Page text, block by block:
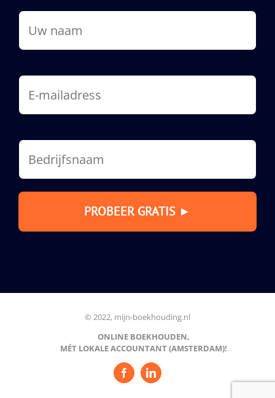
© 2022, mijn-boekhouding.nl
ONLINE BOEKHOUDEN,
MÉT LOKALE ACCOUNTANT (AMSTERDAM)!